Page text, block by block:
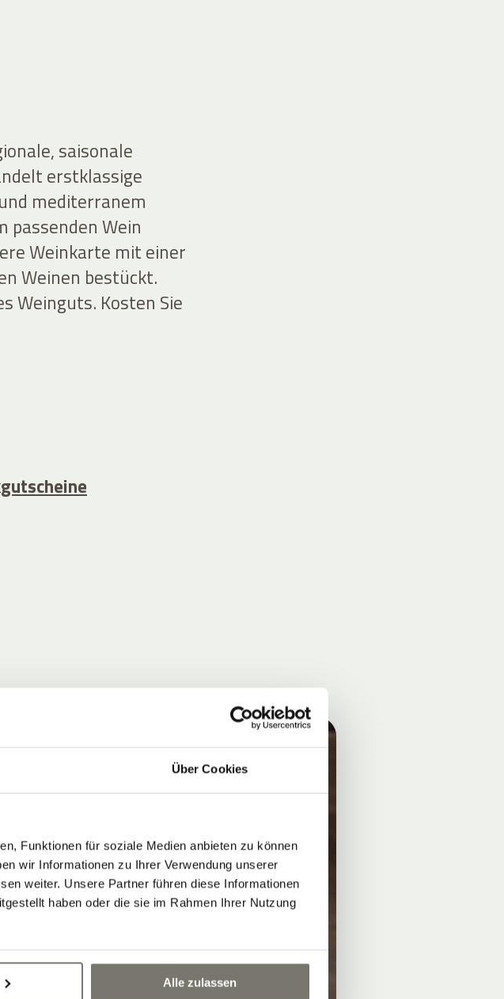
Über Cookies
Funktionen für soziale Medien anbieten zu können
wir Informationen zu Ihrer Verwendung unserer
weiter. Unsere Partner führen diese Informationen
haben oder die sie im Rahmen Ihrer Nutzung
Alle zulassen
saisonale
erstklassige
mediterranem
passenden Wein
Weinkarte mit einer
Weinen bestückt.
Weinguts. Kosten Sie